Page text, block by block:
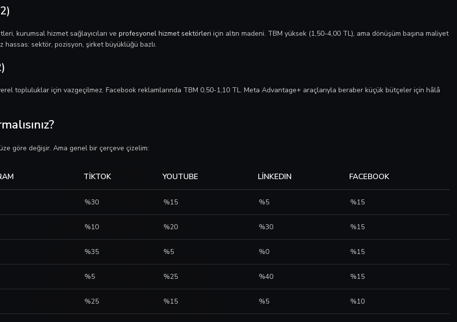
kurumsal hizmet sağlayıcıları ve profesyonel hizmet sektörleri için altın madeni. TBM yüksek (1,50-4,00 TL), ama dönüşüm başına maliyet
hassas: sektör, pozisyon, şirket büyüklüğü bazlı.
topluluklar için vazgeçilmez. Facebook reklamlarında TBM 0,50-1,10 TL. Meta Advantage+ araçlarıyla beraber küçük bütçeler için hâlâ
göre değişir. Ama genel bir çerçeve çizelim:
TIKTOK YOUTUBE LINKEDIN FACEBOOK
%30 %15 %5 %15
%10 %20 %30 %15
%35 %5 %0 %15
%5 %25 %40 %15
%25 %15 %5 %10